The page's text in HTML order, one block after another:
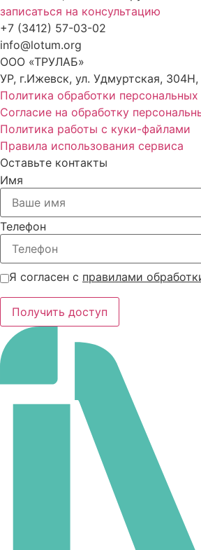
записаться на консультацию
+7 (3412) 57-03-02
info@lotum.org
ООО «ТРУЛАБ»
УР, г.Ижевск, ул. Удмуртская, 304Н,
Политика обработки
Согласие на обработку
Политика работы с куки-файлами
Правила использования сервиса
Оставьте контакты
Имя
Телефон
Я согласен с правилами
Получить доступ